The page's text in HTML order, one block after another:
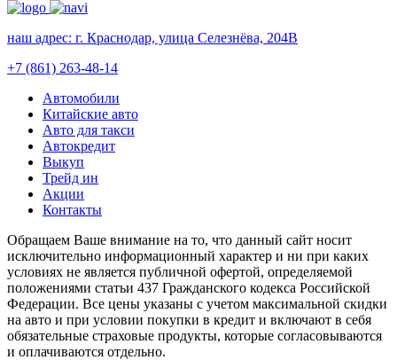
наш адрес: г. Краснодар, улица Селезнёва, 204В
+7 (861) 263-48-14
Автомобили
Китайские авто
Авто для такси
Автокредит
Выкуп
Трейд ин
Акции
Контакты
Обращаем Ваше внимание на то, что данный сайт носит
исключительно информационный характер и ни при каких
условиях не является публичной офертой, определяемой
положениями статьи 437 Гражданского кодекса Российской
Федерации. Все цены указаны с учетом максимальной скидки
на авто и при условии покупки в кредит и включают в себя
обязательные страховые продукты, которые согласовываются
и оплачиваются отдельно.